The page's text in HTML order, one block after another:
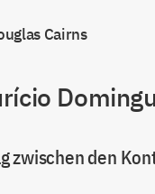
Cairns
zwischen den